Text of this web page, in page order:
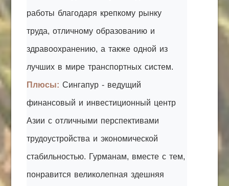
работы благодаря крепкому рынку
труда, отличному образованию и
здравоохранению, а также одной из
лучших в мире транспортных систем.
Плюсы: Сингапур - ведущий
финансовый и инвестиционный центр
Азии с отличными перспективами
трудоустройства и экономической
стабильностью. Гурманам, вместе с тем,
понравится великолепная здешняя